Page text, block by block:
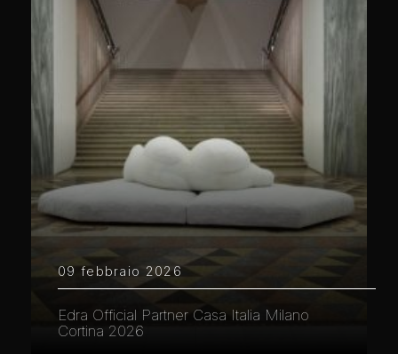
09 febbraio 2026
Edra Official Partner Casa Italia Milano
Cortina 2026